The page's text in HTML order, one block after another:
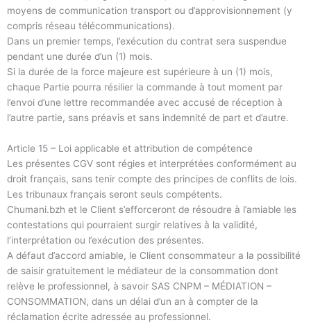
moyens de communication transport ou d’approvisionnement (y
compris réseau télécommunications).
Dans un premier temps, l’exécution du contrat sera suspendue
pendant une durée d’un (1) mois.
Si la durée de la force majeure est supérieure à un (1) mois,
chaque Partie pourra résilier la commande à tout moment par
l’envoi d’une lettre recommandée avec accusé de réception à
l’autre partie, sans préavis et sans indemnité de part et d’autre.
Article 15 – Loi applicable et attribution de compétence
Les présentes CGV sont régies et interprétées conformément au
droit français, sans tenir compte des principes de conflits de lois.
Les tribunaux français seront seuls compétents.
Chumani.bzh et le Client s’efforceront de résoudre à l’amiable les
contestations qui pourraient surgir relatives à la validité,
l’interprétation ou l’exécution des présentes.
A défaut d’accord amiable, le Client consommateur a la possibilité
de saisir gratuitement le médiateur de la consommation dont
relève le professionnel, à savoir SAS CNPM – MÉDIATION –
CONSOMMATION, dans un délai d’un an à compter de la
réclamation écrite adressée au professionnel.